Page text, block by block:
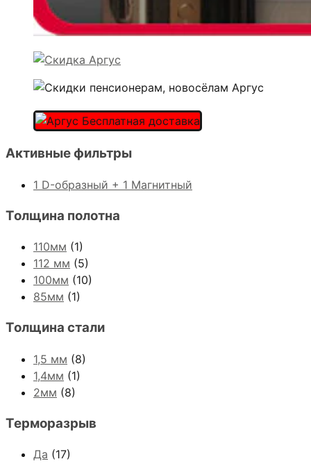
Активные фильтры
1 D-образный + 1 Магнитный
Толщина полотна
110мм (1)
112 мм (5)
100мм (10)
85мм (1)
Толщина стали
1,5 мм (8)
1,4мм (1)
2мм (8)
Терморазрыв
Да (17)